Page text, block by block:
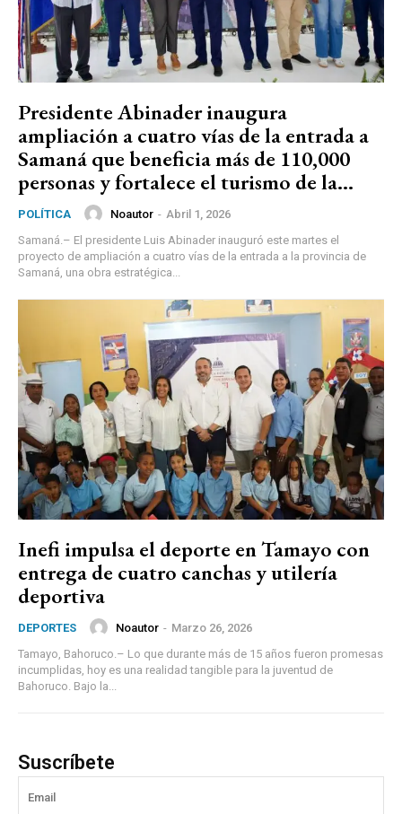
Presidente Abinader inaugura
ampliación a cuatro vías de la entrada a
Samaná que beneficia más de 110,000
personas y fortalece el turismo de la...
POLÍTICA Noautor - Abril 1, 2026
Samaná.– El presidente Luis Abinader inauguró este martes el
proyecto de ampliación a cuatro vías de la entrada a la provincia de
Samaná, una obra estratégica...
Inefi impulsa el deporte en Tamayo con
entrega de cuatro canchas y utilería
deportiva
DEPORTES Noautor - Marzo 26, 2026
Tamayo, Bahoruco.– Lo que durante más de 15 años fueron promesas
incumplidas, hoy es una realidad tangible para la juventud de
Bahoruco. Bajo la...
Suscríbete